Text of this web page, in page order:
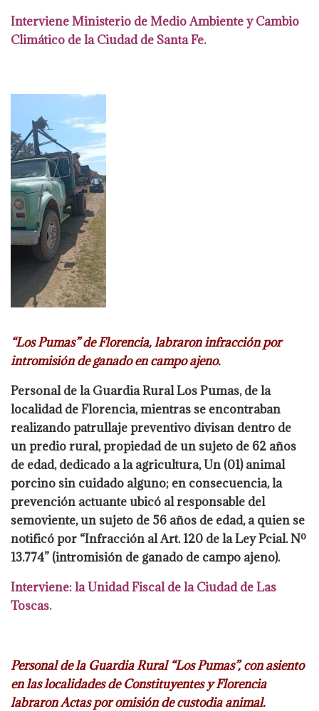
Interviene Ministerio de MedioAmbiente y Cambio
Climático de la Ciudad de Santa Fe.
“Los Pumas” de Florencia, labraron infracción por
intromisión de ganado en campoajeno.
Personal de la Guardia Rural Los Pumas, de la
localidad de Florencia, mientras se encontraban
realizando patrullaje preventivo divisan dentro de
un predio rural, propiedadde un sujeto de 62 años
de edad, dedicado a la agricultura, Un (01) animal
porcino sin cuidado alguno; en consecuencia, la
prevención actuante ubicó al responsable del
semoviente, un sujeto de 56 años de edad, a quien se
notificó por “Infracción al Art. 120 de la Ley Pcial. Nº
13.774” (intromisión de ganado de campo ajeno).
Interviene: laUnidad Fiscal de la Ciudad de Las
Toscas.
Personal de la Guardia Rural “Los Pumas”, con asiento
en las localidades deConstituyentes y Florencia
labraron Actas por omisión de custodia animal.